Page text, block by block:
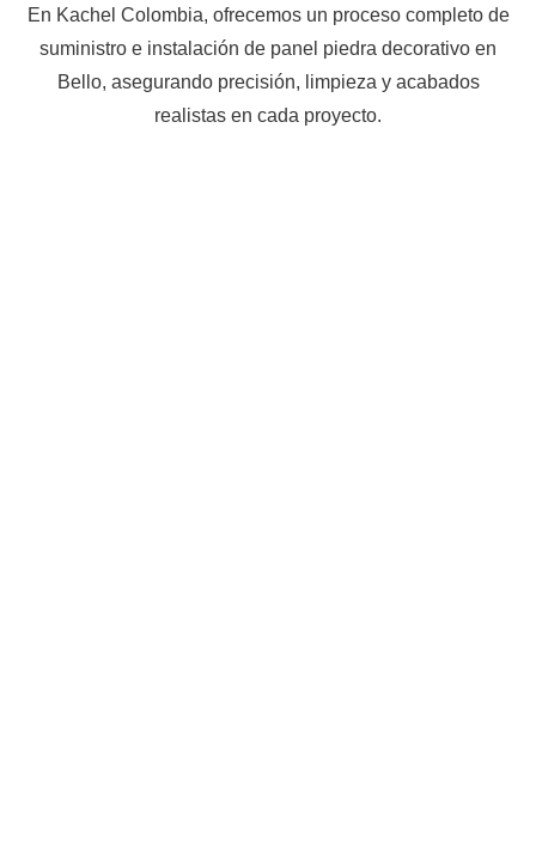
En Kachel Colombia, ofrecemos un proceso completo de
suministro e instalación de panel piedra decorativo en
Bello, asegurando precisión, limpieza y acabados
realistas en cada proyecto.